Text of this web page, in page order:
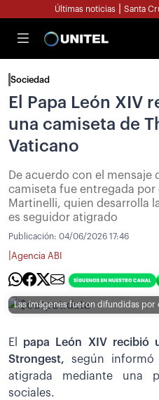
Últimas noticias Santa
Sociedad
El Papa León XIV
una camiseta de
Vaticano
De acuerdo con el
camiseta fue entregada
Martinelli, quien desarrolla
es seguidor atigrado
Publicación: 04/06/2026 17:46
Agencia ABI
Las imágenes fueron difundidas por
El papa León XIV recibió
Strongest, según informó
atigrada mediante una
sociales.